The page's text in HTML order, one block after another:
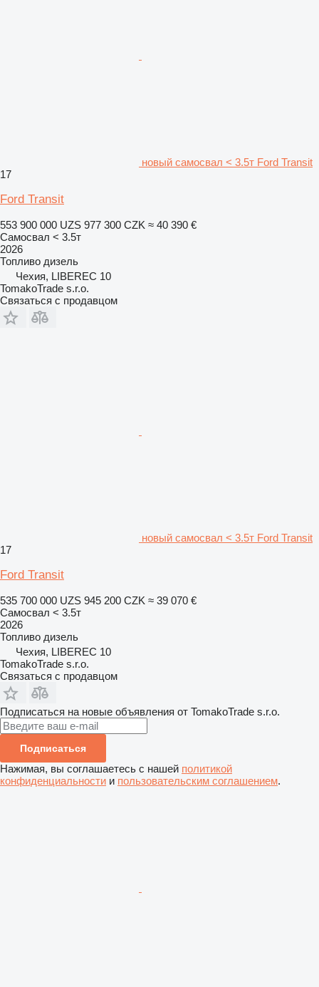
новый самосвал < 3.5т Ford Transit
17
Ford Transit
553 900 000 UZS 977 300 CZK ≈ 40 390 €
Самосвал < 3.5т
2026
Топливо дизель
Чехия, LIBEREC 10
TomakoTrade s.r.o.
Связаться с продавцом
новый самосвал < 3.5т Ford Transit
17
Ford Transit
535 700 000 UZS 945 200 CZK ≈ 39 070 €
Самосвал < 3.5т
2026
Топливо дизель
Чехия, LIBEREC 10
TomakoTrade s.r.o.
Связаться с продавцом
Подписаться на новые объявления от TomakoTrade s.r.o.
Подписаться
Нажимая, вы соглашаетесь с нашей политикой
конфиденциальности и пользовательским соглашением.